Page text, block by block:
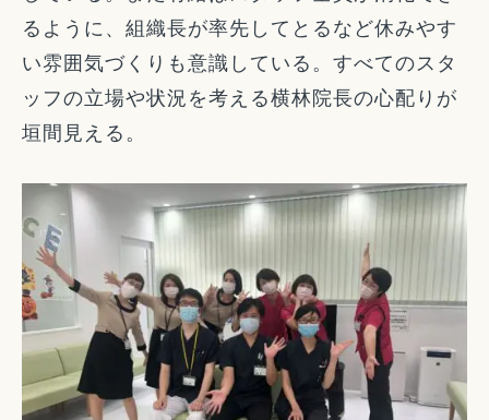
るように、組織長が率先してとるなど休みやす
い雰囲気づくりも意識している。すべてのスタ
ッフの立場や状況を考える横林院長の心配りが
垣間見える。